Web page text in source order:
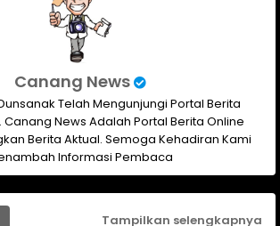
Canang News
Telah Mengunjungi Portal Berita
Canang News Adalah Portal Berita Online
Berita Aktual. Semoga Kehadiran Kami
Informasi Pembaca
Tampilkan selengkapnya